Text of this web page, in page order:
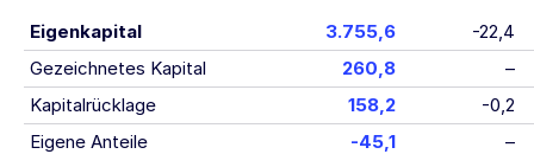
Eigenkapital 3.755,6
-22,4
Gezeichnetes Kapital
260,8
–
Kapitalrücklage
158,2
-0,2
Eigene Anteile
-45,1
–